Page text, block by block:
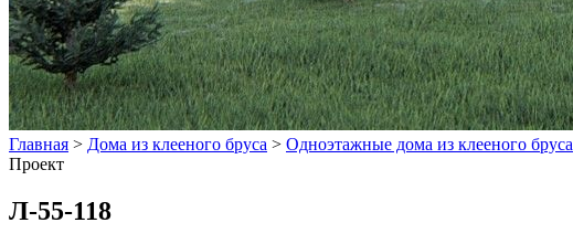
Главная > Дома из клееного бруса > Одноэтажные дома из клееного бруса
Проект
Л-55-118